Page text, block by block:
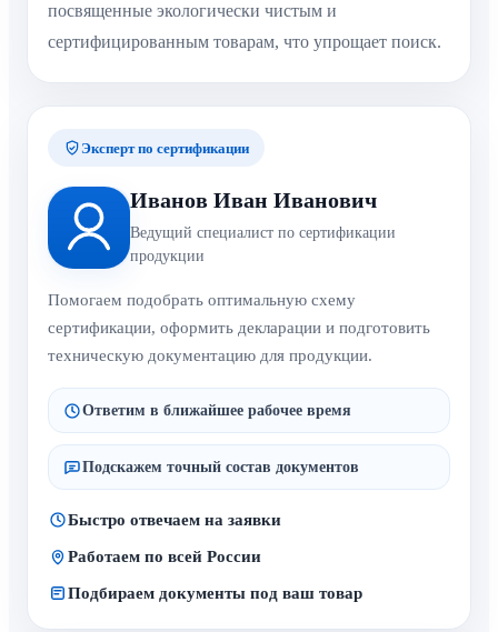
посвященные экологически чистым и
сертифицированным товарам, что упрощает поиск.
Эксперт по сертификации
Иванов Иван Иванович
Ведущий специалист по сертификации
продукции
Помогаем подобрать оптимальную схему
сертификации, оформить декларации и подготовить
техническую документацию для продукции.
Ответим в ближайшее рабочее время
Подскажем точный состав документов
Быстро отвечаем на заявки
Работаем по всей России
Подбираем документы под ваш товар